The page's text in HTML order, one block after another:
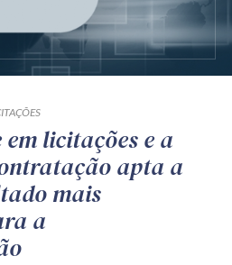
em licitações e a
apta a
mais
a